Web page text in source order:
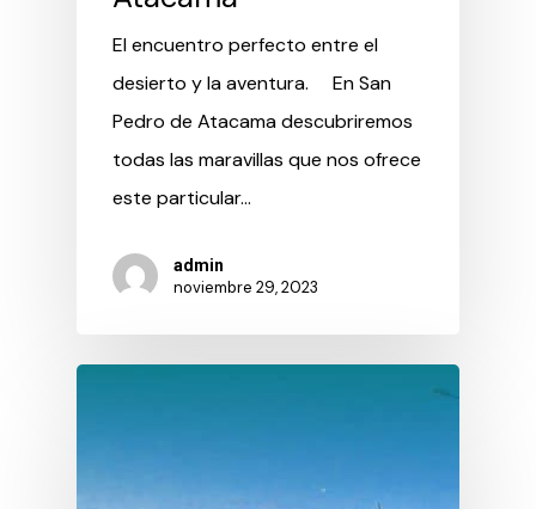
El encuentro perfecto entre el
desierto y la aventura. En San
Pedro de Atacama descubriremos
todas las maravillas que nos ofrece
este particular…
admin
noviembre 29, 2023